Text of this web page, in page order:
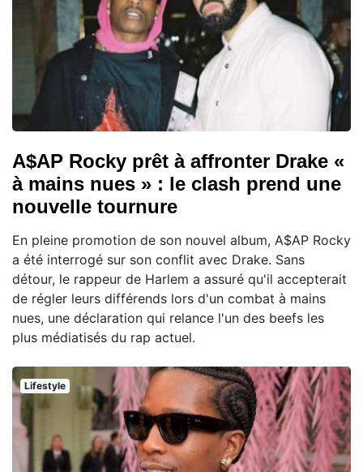
A$AP Rocky prêt à affronter Drake «
à mains nues » : le clash prend une
nouvelle tournure
En pleine promotion de son nouvel album, A$AP Rocky
a été interrogé sur son conflit avec Drake. Sans
détour, le rappeur de Harlem a assuré qu'il accepterait
de régler leurs différends lors d'un combat à mains
nues, une déclaration qui relance l'un des beefs les
plus médiatisés du rap actuel.
Lifestyle